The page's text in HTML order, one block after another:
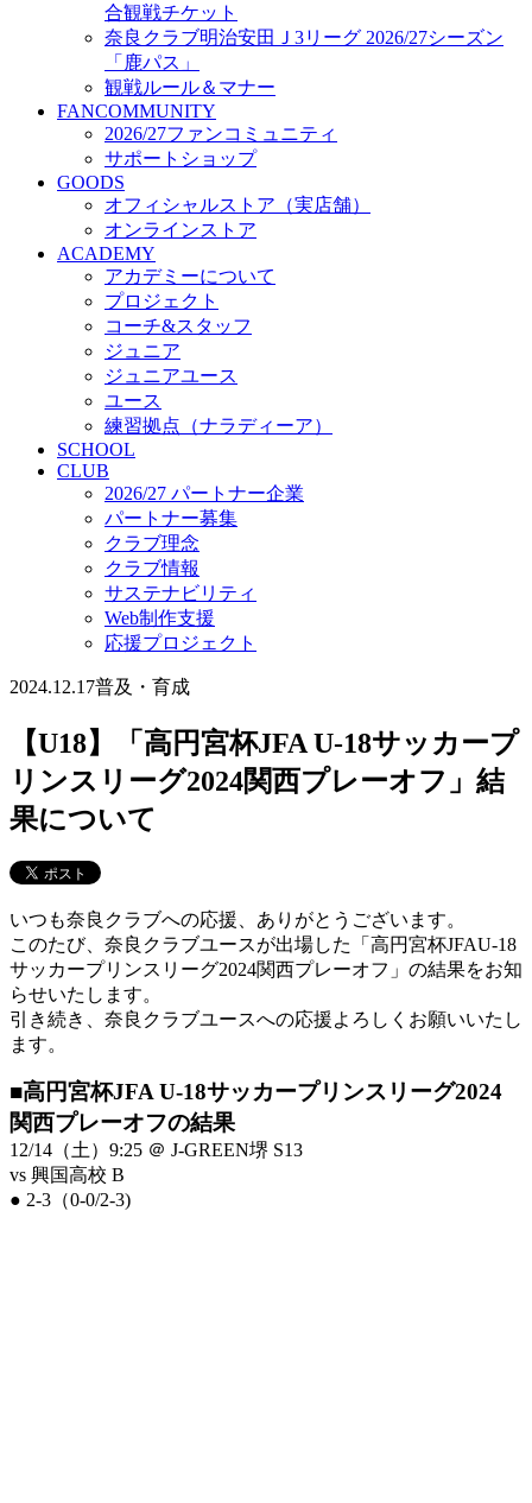
練習拠点（ナラディーア）
SCHOOL
2026/27 パートナー企業
パートナー募集
クラブ理念
クラブ情報
サステナビリティ
Web制作支援
応援プロジェクト
合観戦チケット
奈良クラブ明治安田Ｊ3リーグ 2026/27シーズン
「鹿パス」
観戦ルール＆マナー
FANCOMMUNITY
2026/27ファンコミュニティ
サポートショップ
GOODS
オフィシャルストア（実店舗）
オンラインストア
ACADEMY
アカデミーについて
プロジェクト
コーチ&スタッフ
ジュニア
ジュニアユース
ユース
練習拠点（ナラディーア）
SCHOOL
CLUB
2026/27 パートナー企業
パートナー募集
クラブ理念
クラブ情報
サステナビリティ
Web制作支援
応援プロジェクト
2024.12.17普及・育成
【U18】「高円宮杯JFA U-18サッカープ
リンスリーグ2024関西プレーオフ」結
果について
いつも奈良クラブへの応援、ありがとうございます。
このたび、奈良クラブユースが出場した「高円宮杯JFAU-18
サッカープリンスリーグ2024関西プレーオフ」の結果をお知
らせいたします。
引き続き、奈良クラブユースへの応援よろしくお願いいたし
ます。
■高円宮杯JFA U-18サッカープリンスリーグ2024
関西プレーオフの結果
12/14（土）9:25 ＠ J-GREEN堺 S13
vs 興国高校 B
● 2-3（0-0/2-3)